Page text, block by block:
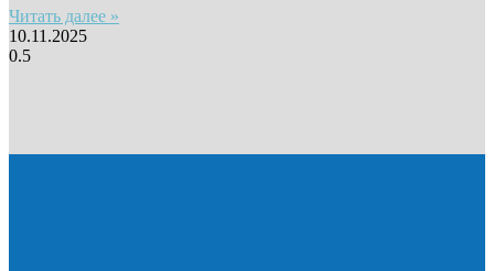
Читать далее »
10.11.2025